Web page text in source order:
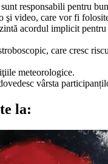
responsabili pentru
video, care vor fi
acordul implicit
care cresc
meteorologice.
vârsta
la: